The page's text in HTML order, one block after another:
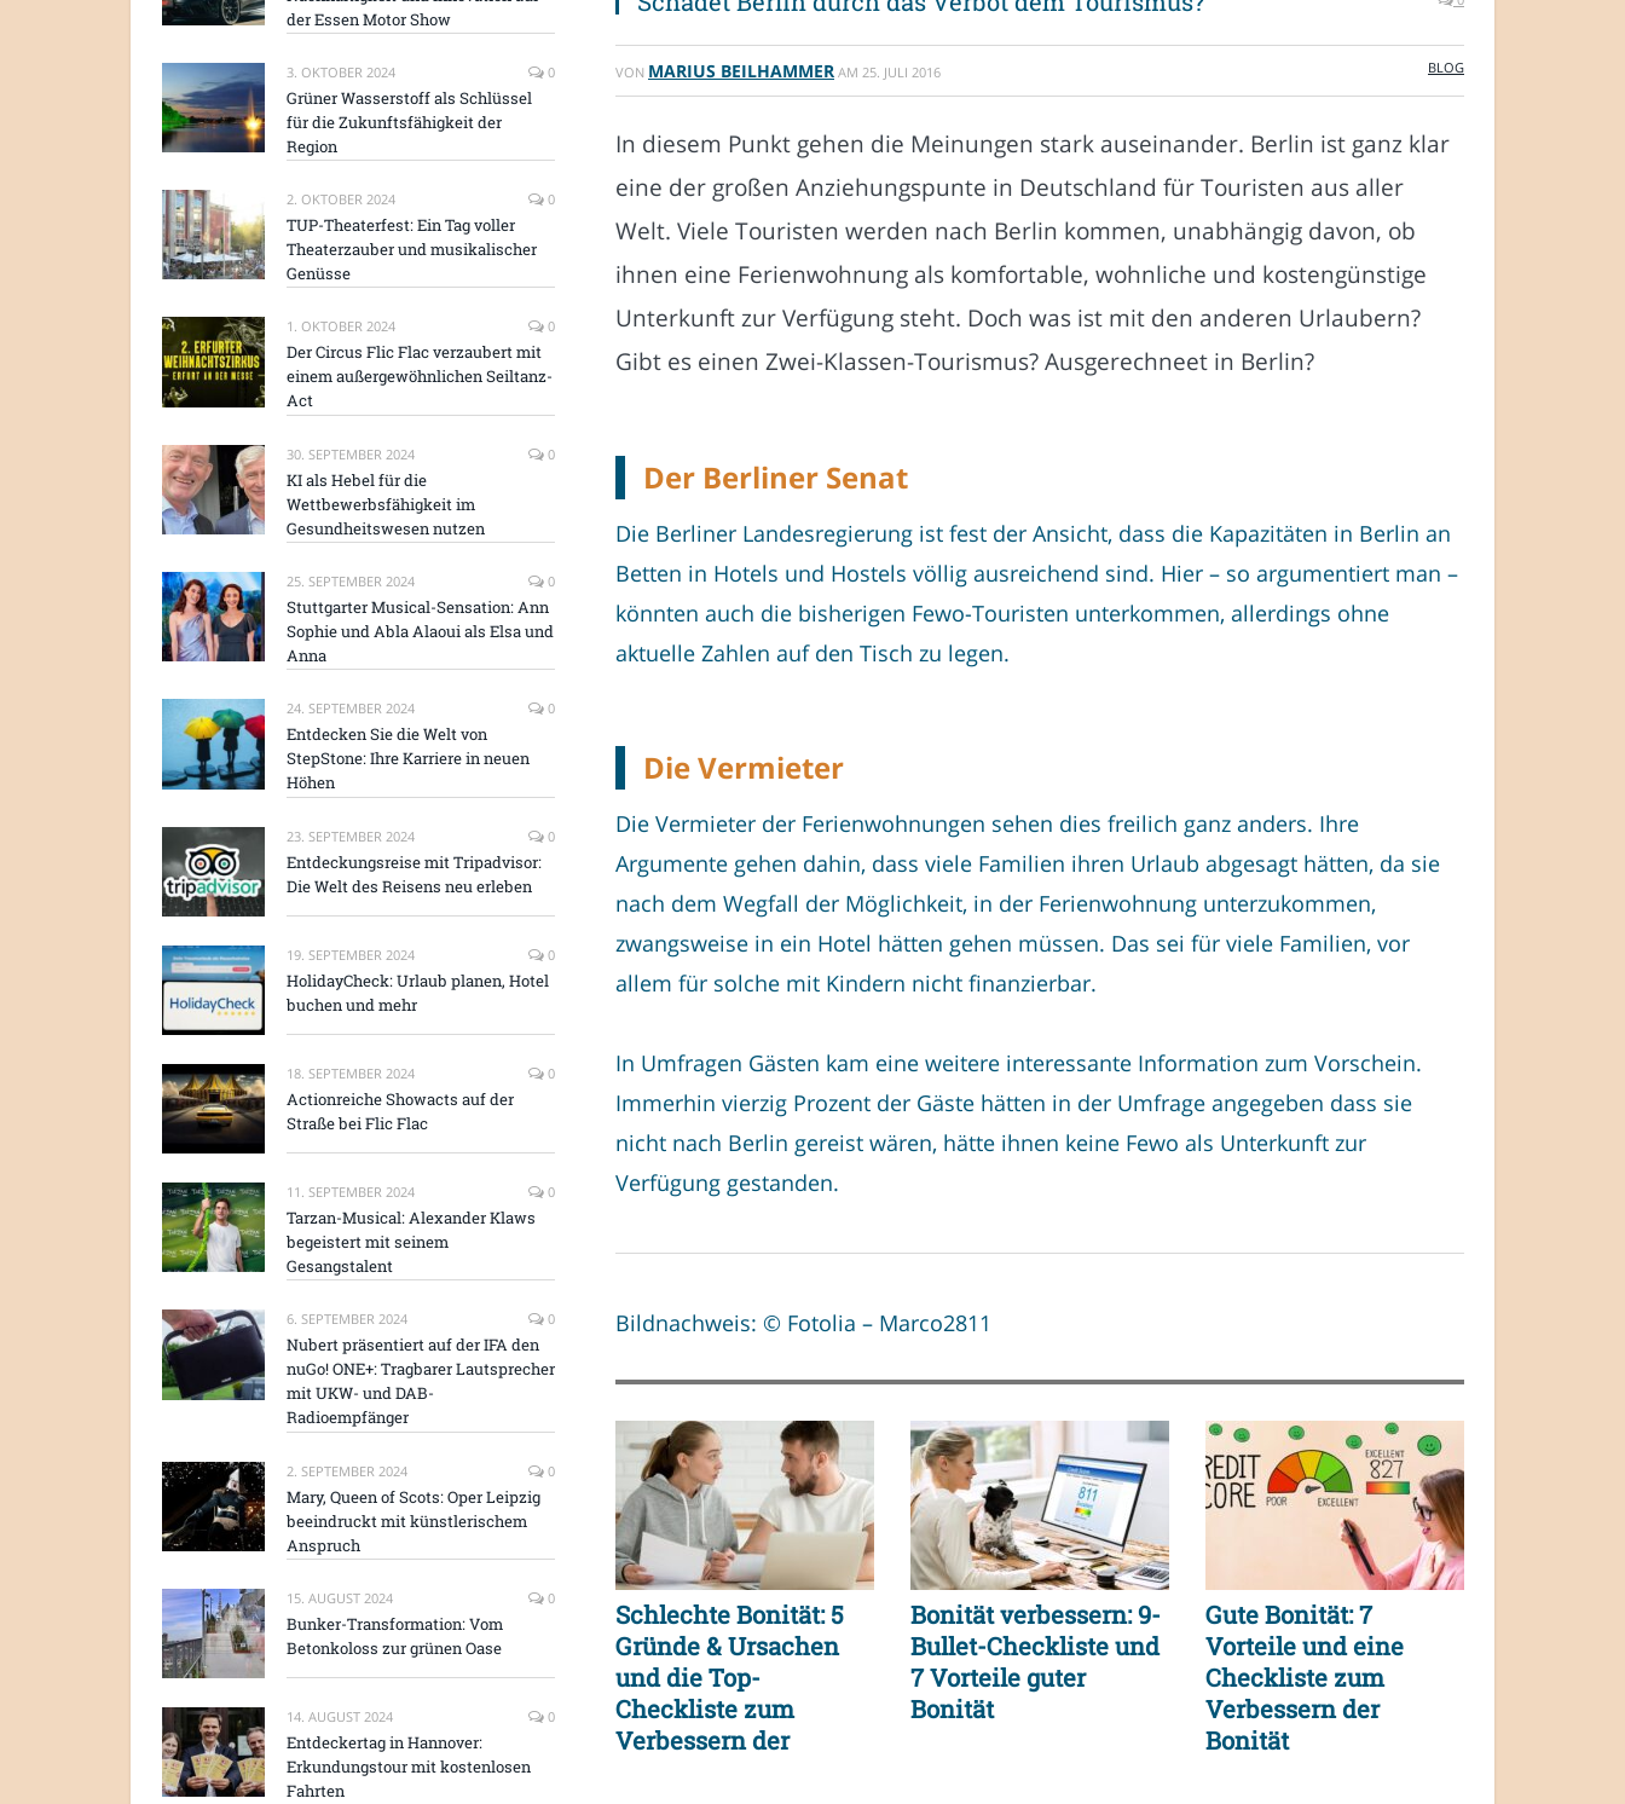
VON MARIUS BEILHAMMER AM 25. JULI 2016 BLOG
In diesem Punkt gehen die Meinungen stark auseinander. Berlin ist ganz klar
eine der großen Anziehungspunte in Deutschland für Touristen aus aller
Welt. Viele Touristen werden nach Berlin kommen, unabhängig davon, ob
ihnen eine Ferienwohnung als komfortable, wohnliche und kostengünstige
Unterkunft zur Verfügung steht. Doch was ist mit den anderen Urlaubern?
Gibt es einen Zwei-Klassen-Tourismus? Ausgerechneet in Berlin?
Der Berliner Senat
Die Berliner Landesregierung ist fest der Ansicht, dass die Kapazitäten in Berlin an
Betten in Hotels und Hostels völlig ausreichend sind. Hier – so argumentiert man –
könnten auch die bisherigen Fewo-Touristen unterkommen, allerdings ohne
aktuelle Zahlen auf den Tisch zu legen.
Die Vermieter
Die Vermieter der Ferienwohnungen sehen dies freilich ganz anders. Ihre
Argumente gehen dahin, dass viele Familien ihren Urlaub abgesagt hätten, da sie
nach dem Wegfall der Möglichkeit, in der Ferienwohnung unterzukommen,
zwangsweise in ein Hotel hätten gehen müssen. Das sei für viele Familien, vor
allem für solche mit Kindern nicht finanzierbar.
In Umfragen Gästen kam eine weitere interessante Information zum Vorschein.
Immerhin vierzig Prozent der Gäste hätten in der Umfrage angegeben dass sie
nicht nach Berlin gereist wären, hätte ihnen keine Fewo als Unterkunft zur
Verfügung gestanden.
Bildnachweis: © Fotolia – Marco2811
Schlechte Bonität: 5
Gründe & Ursachen
und die Top-
Checkliste zum
Verbessern der
Bonität verbessern: 9-
Bullet-Checkliste und
7 Vorteile guter
Bonität
Gute Bonität: 7
Vorteile und eine
Checkliste zum
Verbessern der
Bonität
der Essen Motor Show
3. OKTOBER 2024 0
Grüner Wasserstoff als Schlüssel
für die Zukunftsfähigkeit der
Region
2. OKTOBER 2024 0
TUP-Theaterfest: Ein Tag voller
Theaterzauber und musikalischer
Genüsse
1. OKTOBER 2024 0
Der Circus Flic Flac verzaubert mit
einem außergewöhnlichen Seiltanz-
Act
30. SEPTEMBER 2024 0
KI als Hebel für die
Wettbewerbsfähigkeit im
Gesundheitswesen nutzen
25. SEPTEMBER 2024 0
Stuttgarter Musical-Sensation: Ann
Sophie und Abla Alaoui als Elsa und
Anna
24. SEPTEMBER 2024 0
Entdecken Sie die Welt von
StepStone: Ihre Karriere in neuen
Höhen
23. SEPTEMBER 2024 0
Entdeckungsreise mit Tripadvisor:
Die Welt des Reisens neu erleben
19. SEPTEMBER 2024 0
HolidayCheck: Urlaub planen, Hotel
buchen und mehr
18. SEPTEMBER 2024 0
Actionreiche Showacts auf der
Straße bei Flic Flac
11. SEPTEMBER 2024 0
Tarzan-Musical: Alexander Klaws
begeistert mit seinem
Gesangstalent
6. SEPTEMBER 2024 0
Nubert präsentiert auf der IFA den
nuGo! ONE+: Tragbarer Lautsprecher
mit UKW- und DAB-
Radioempfänger
2. SEPTEMBER 2024 0
Mary, Queen of Scots: Oper Leipzig
beeindruckt mit künstlerischem
Anspruch
15. AUGUST 2024 0
Bunker-Transformation: Vom
Betonkoloss zur grünen Oase
14. AUGUST 2024 0
Entdeckertag in Hannover:
Erkundungstour mit kostenlosen
Fahrten